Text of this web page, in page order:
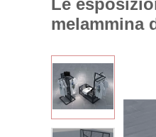
Le
melammina